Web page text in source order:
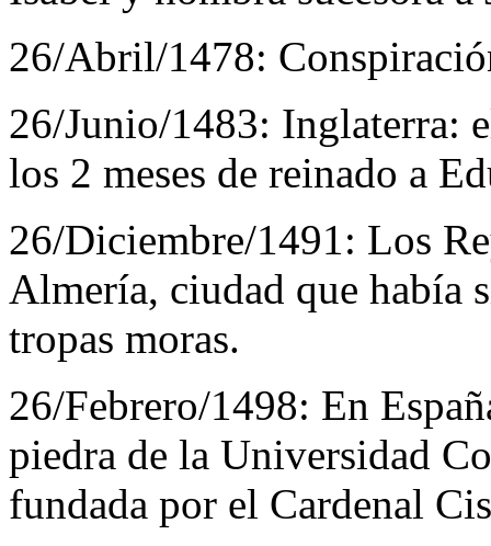
26/Abril/1478:
26/Junio/1483: Inglaterra:
los 2 meses de reinado a
26/Diciembre/1491: Los
Almería, ciudad que había
tropas moras.
26/Febrero/1498: En
piedra de la Universidad
fundada por el Cardenal